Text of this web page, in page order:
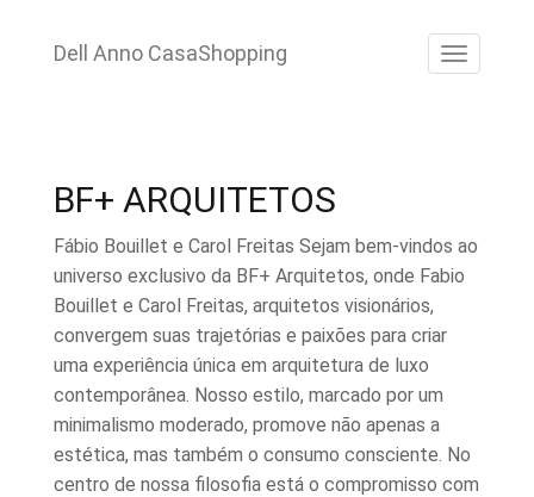
paraDell Anno CasaShopping
BF+ ARQUITETOS
Fábio Bouillet e Carol Freitas Sejam bem-vindos ao
universo exclusivo da BF+ Arquitetos, onde Fabio
Bouillet e Carol Freitas, arquitetos visionários,
convergem suas trajetórias e paixões para criar
uma experiência única em arquitetura de luxo
contemporânea. Nosso estilo, marcado por um
minimalismo moderado, promove não apenas a
estética, mas também o consumo consciente. No
centro de nossa filosofia está o compromisso com